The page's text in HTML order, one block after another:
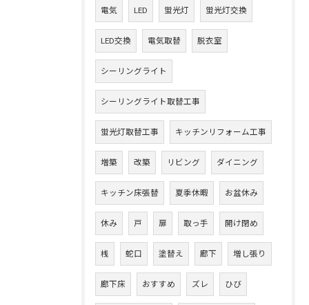
電気 LED 蛍光灯 蛍光灯交換
LED交換 電気取替 脱衣室
シーリングライト
シーリングライト取替工事
蛍光灯取替工事 キッチンリフォーム工事
増築 改築 リビング ダイニング
キッチン床張替 夏季休暇 お盆休み
休み 戸 扉 取っ手 開け閉め
桟 蛇口 塗替え 廊下 増し張り
廊下床 おすすめ ズレ ひび